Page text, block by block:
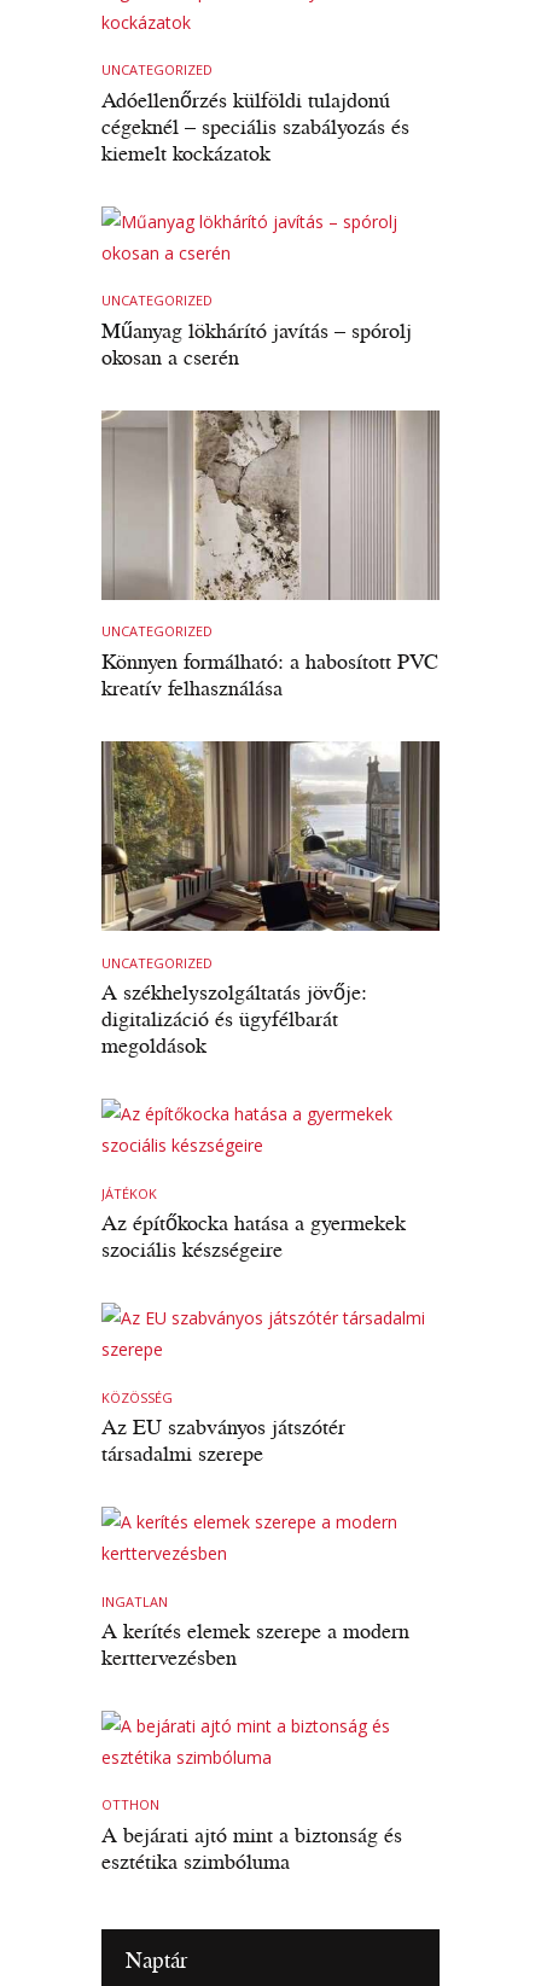
UNCATEGORIZED
Adóellenőrzés külföldi tulajdonú
cégeknél – speciális szabályozás és
kiemelt kockázatok
UNCATEGORIZED
Műanyag lökhárító javítás – spórolj
okosan a cserén
UNCATEGORIZED
Könnyen formálható: a habosított PVC
kreatív felhasználása
UNCATEGORIZED
A székhelyszolgáltatás jövője:
digitalizáció és ügyfélbarát
megoldások
JÁTÉKOK
Az építőkocka hatása a gyermekek
szociális készségeire
KÖZÖSSÉG
Az EU szabványos játszótér
társadalmi szerepe
INGATLAN
A kerítés elemek szerepe a modern
kerttervezésben
OTTHON
A bejárati ajtó mint a biztonság és
esztétika szimbóluma
Naptár